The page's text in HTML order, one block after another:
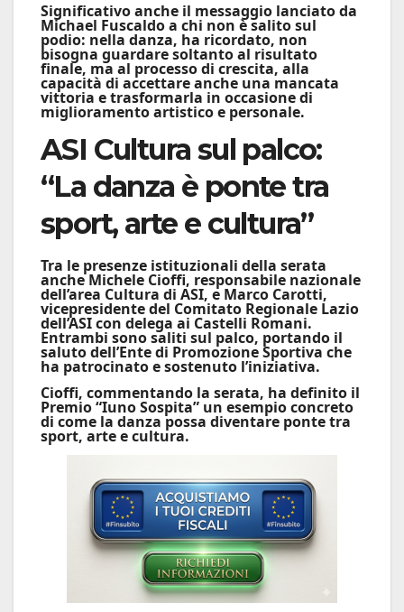
Significativo anche il messaggio lanciato da
Michael Fuscaldoa chi non è salito sul
podio: nella danza, ha ricordato, non
bisogna guardare soltanto al risultato
finale, ma al processo di crescita, alla
capacità di accettare anche una mancata
vittoria e trasformarla in occasione di
miglioramento artistico e personale.
ASI Cultura sul palco:
“La danza è ponte tra
sport, arte e cultura”
Tra le presenze istituzionali della serata
ancheMichele Cioffi, responsabile nazionale
dell’area Cultura di ASI, e Marco Carotti,
vicepresidente del Comitato Regionale Lazio
dell’ASI con delega ai Castelli Romani.
Entrambi sono saliti sul palco, portando il
saluto dell’Ente di Promozione Sportiva che
ha patrocinato e sostenuto l’iniziativa.
Cioffi, commentando la serata, ha definito il
Premio “Iuno Sospita” un esempio concreto
di come la danza possa diventare ponte tra
sport, arte e cultura.